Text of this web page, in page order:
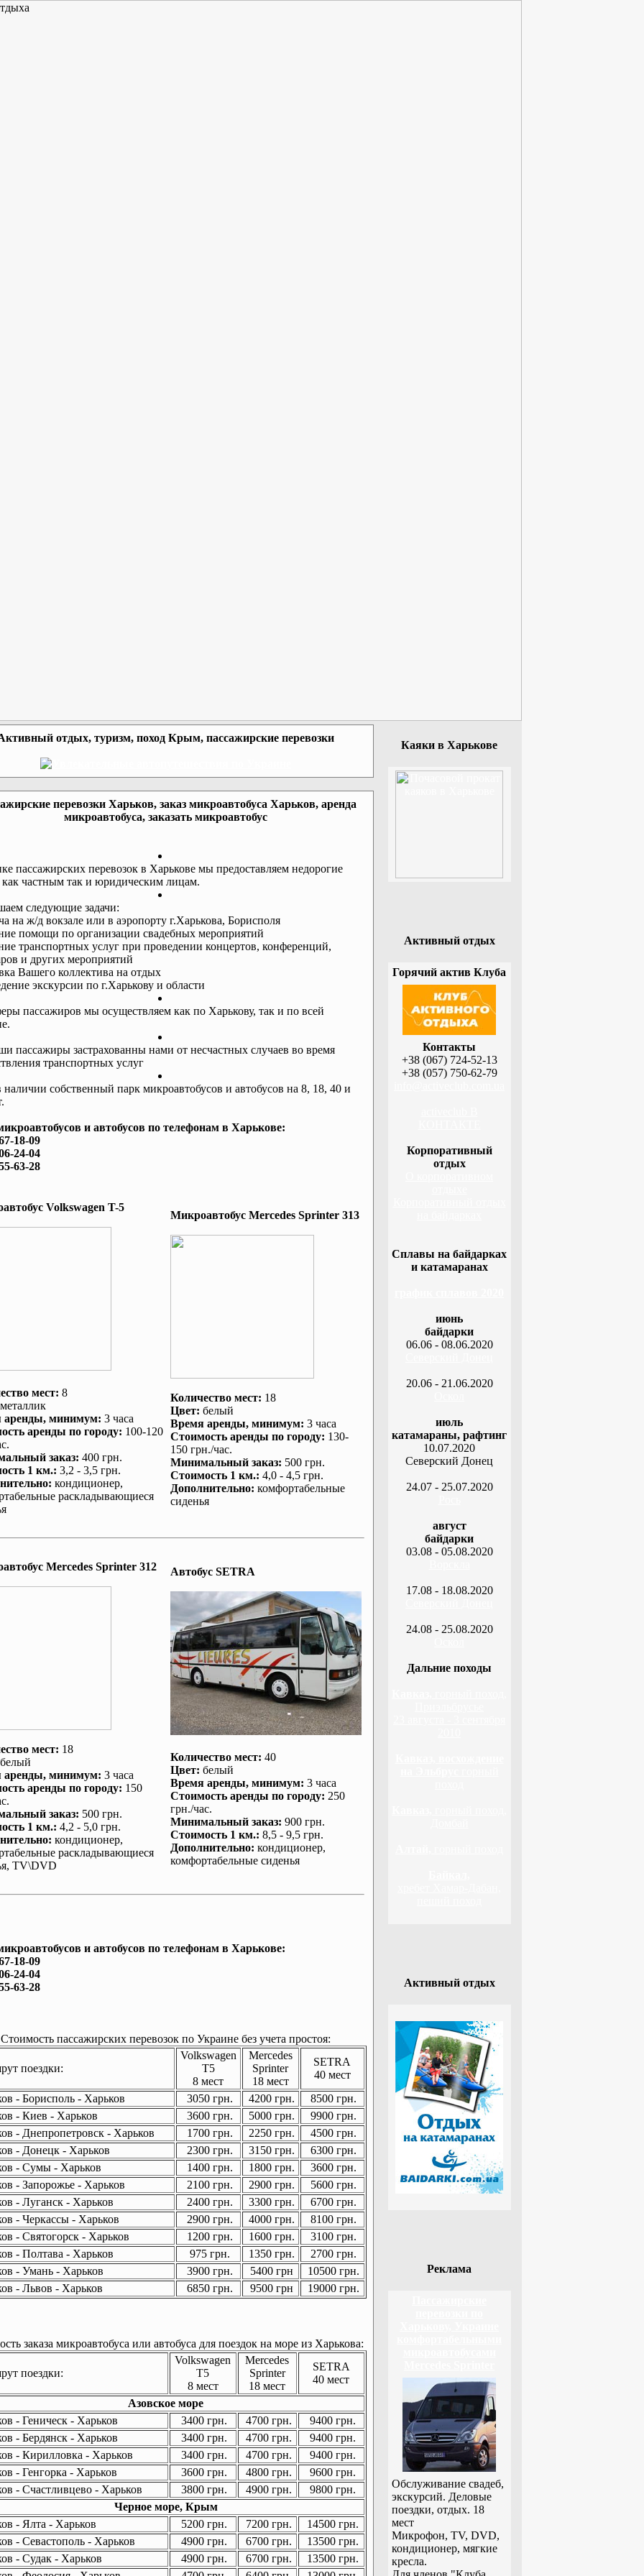
отдых, туризм, поход Крым, пассажирские перевозки
перевозки Харьков, заказ микроавтобуса Харьков, аренда
микроавтобуса, заказать микроавтобус
пассажирских перевозок в Харькове мы предоставляем недорогие
как частным так и юридическим лицам.
следующие задачи:
на ж/д вокзале или в аэропорту г.Харькова, Борисполя
помощи по организации свадебных мероприятий
транспортных услуг при проведении концертов, конференций,
и других мероприятий
Вашего коллектива на отдых
экскурсии по г.Харькову и области
пассажиров мы осуществляем как по Харькову, так и по всей
пассажиры застрахованны нами от несчастных случаев во время
транспортных услуг
наличии собственный парк микроавтобусов и автобусов на 8, 18, 40 и
и автобусов по телефонам в Харькове:
18-09
24-04
63-28
Volkswagen T-5
мест: 8
металлик
аренды, минимум: 3 часа
аренды по городу: 100-120
заказ: 400 грн.
1 км.: 3,2 - 3,5 грн.
: кондиционер,
раскладывающиеся
Микроавтобус Mеrcedes Sprinter 313
Количество мест: 18
Цвет: белый
Время аренды, минимум: 3 часа
Стоимость аренды по городу: 130-
150 грн./час.
Минимальный заказ: 500 грн.
Стоимость 1 км.: 4,0 - 4,5 грн.
Дополнительно: комфортабельные
сиденья
Mеrcedes Sprinter 312
мест: 18
белый
аренды, минимум: 3 часа
аренды по городу: 150
заказ: 500 грн.
1 км.: 4,2 - 5,0 грн.
: кондиционер,
раскладывающиеся
TV\DVD
Автобус SETRA
Количество мест: 40
Цвет: белый
Время аренды, минимум: 3 часа
Стоимость аренды по городу: 250
грн./час.
Минимальный заказ: 900 грн.
Стоимость 1 км.: 8,5 - 9,5 грн.
Дополнительно: кондиционер,
комфортабельные сиденья
и автобусов по телефонам в Харькове:
18-09
24-04
63-28
Стоимость пассажирских перевозок по Украине без учета простоя:
поездки:
Volkswagen
T5
8 мест
Mercedes
Sprinter
18 мест
SETRA
40 мест
- Борисполь - Харьков
3050 грн. 4200 грн.
8500 грн.
- Киев - Харьков
3600 грн. 5000 грн.
9900 грн.
- Днепропетровск - Харьков
1700 грн. 2250 грн.
4500 грн.
- Донецк - Харьков
2300 грн. 3150 грн.
6300 грн.
- Сумы - Харьков
1400 грн. 1800 грн.
3600 грн.
- Запорожье - Харьков
2100 грн. 2900 грн.
5600 грн.
- Луганск - Харьков
2400 грн. 3300 грн.
6700 грн.
- Черкассы - Харьков
2900 грн. 4000 грн.
8100 грн.
- Святогорск - Харьков
1200 грн. 1600 грн.
3100 грн.
- Полтава - Харьков
975 грн. 1350 грн.
2700 грн.
- Умань - Харьков
3900 грн. 5400 грн
10500 грн.
- Львов - Харьков
6850 грн. 9500 грн 19000 грн.
заказа микроавтобуса или автобуса для поездок на море из Харькова:
поездки:
Volkswagen
T5
8 мест
Mercedes
Sprinter
18 мест
SETRA
40 мест
Азовское море
- Геническ - Харьков
3400 грн. 4700 грн.
9400 грн.
- Бердянск - Харьков
3400 грн. 4700 грн.
9400 грн.
- Кирилловка - Харьков
3400 грн. 4700 грн.
9400 грн.
- Генгорка - Харьков
3600 грн. 4800 грн.
9600 грн.
- Счастливцево - Харьков
3800 грн. 4900 грн.
9800 грн.
Черное море, Крым
- Ялта - Харьков
5200 грн. 7200 грн.
14500 грн.
- Севастополь - Харьков
4900 грн. 6700 грн.
13500 грн.
- Судак - Харьков
4900 грн. 6700 грн.
13500 грн.
Каяки в Харькове
Активный отдых
Горячий актив Клуба
Контакты
+38 (067) 724-52-13
+38 (057) 750-62-79
Корпоративный
отдых
Сплавы на байдарках
и катамаранах
июнь
байдарки
06.06 - 08.06.2020
20.06 - 21.06.2020
июль
катамараны, рафтинг
10.07.2020
Северский Донец
24.07 - 25.07.2020
август
байдарки
03.08 - 05.08.2020
17.08 - 18.08.2020
24.08 - 25.08.2020
Дальние походы
Активный отдых
Реклама
Обслуживание свадеб,
экскурсий. Деловые
поездки, отдых. 18
мест
Микрофон, TV, DVD,
кондиционер, мягкие
кресла.